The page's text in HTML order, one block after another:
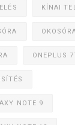
KÍNAI
ONEPLUS
NOTE 9